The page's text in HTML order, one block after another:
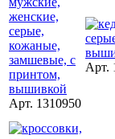
Арт. 1310950
Арт.